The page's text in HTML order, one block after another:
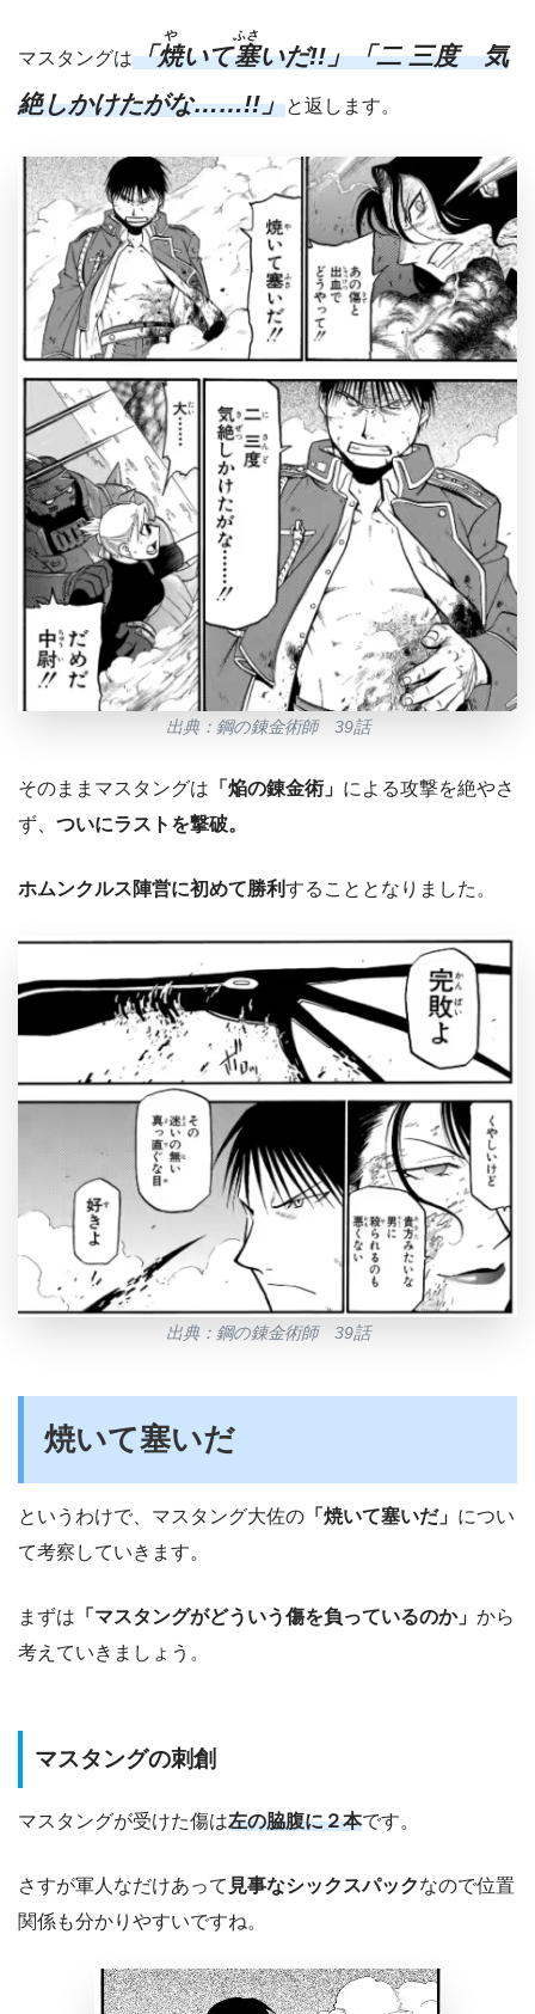
マスタングは「焼
や
いて塞
ふさ
いだ!!」「二 三度 気
絶しかけたがな……!!」と返します。
出典：鋼の錬金術師 39話
そのままマスタングは 「焔の錬金術」 による攻撃を絶やさ
ず、 ついにラストを撃破。
ホムンクルス陣営に初めて勝利することとなりました。
出典：鋼の錬金術師 39話
焼いて塞いだ
というわけで、マスタング大佐の 「焼いて塞いだ」 につい
て考察していきます。
まずは 「マスタングがどういう傷を負っているのか」 から
考えていきましょう。
マスタングの刺創
マスタングが受けた傷は左の脇腹に２本です。
さすが軍人なだけあって 見事なシックスパックなので位置
関係も分かりやすいですね。